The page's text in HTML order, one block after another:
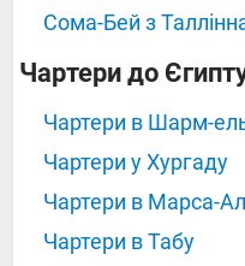
Сома-Бей з
Чартери до
Чартери в Шарм-
Чартери у Хургаду
Чартери в Марса-
Чартери в Табу